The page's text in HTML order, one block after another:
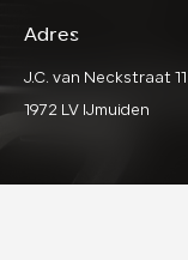
Adres
J.C. van Neckstraat 11
1972 LV IJmuiden